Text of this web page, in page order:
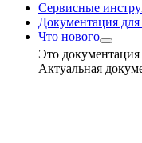
Сервисные
Документация для
Что нового
Это документация
Актуальная